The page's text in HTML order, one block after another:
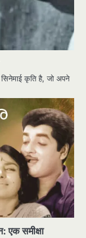
सिनेमाई कृति है, जो अपने
एक समीक्षा